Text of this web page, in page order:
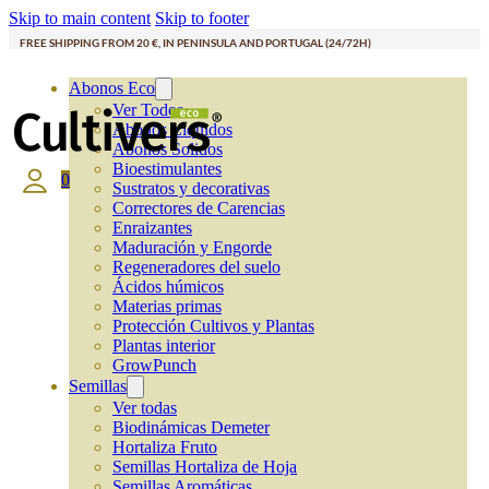
Skip to main content Skip to footer
FREE SHIPPING FROM 20 €, IN PENINSULA AND PORTUGAL (24/72H)
Abonos Eco
Ver Todos
Abonos Líquidos
Abonos Solidos
Bioestimulantes
Sustratos y decorativas
Correctores de Carencias
Enraizantes
Maduración y Engorde
Regeneradores del suelo
Ácidos húmicos
Materias primas
Protección Cultivos y Plantas
Plantas interior
GrowPunch
Semillas
Ver todas
Biodinámicas Demeter
Hortaliza Fruto
Semillas Hortaliza de Hoja
0